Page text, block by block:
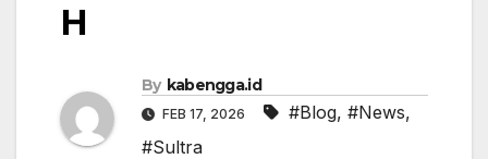
H
By kabengga.id
FEB 17, 2026 #Blog, #News,
#Sultra